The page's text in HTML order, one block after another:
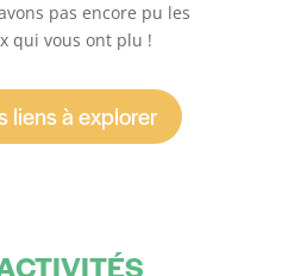
pas encore pu les
qui vous ont plu !
liens à explorer